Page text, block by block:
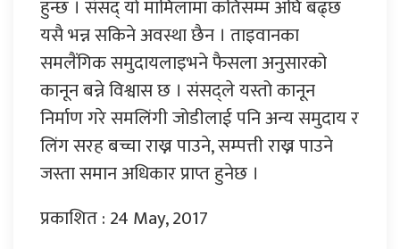
हुन्छ । संसद् यो मामिलामा कतिसम्म अघि बढ्छ
यसै भन्न सकिने अवस्था छैन । ताइवानका
समलैंगिक समुदायलाइभने फैसला अनुसारको
कानून बन्ने विश्वास छ । संसद्ले यस्तो कानून
निर्माण गरे समलिंगी जोडीलाई पनि अन्य समुदाय र
लिंग सरह बच्चा राख्न पाउने, सम्पत्ती राख्न पाउने
जस्ता समान अधिकार प्राप्त हुनेछ ।
प्रकाशित : 24 May, 2017